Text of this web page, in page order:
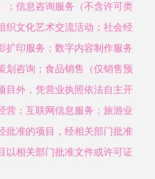
；信息咨询服务（不含许可类
织文化艺术交流活动；社会经
扩印服务；数字内容制作服务
划咨询；食品销售（仅销售预
目外，凭营业执照依法自主开
营；互联网信息服务；旅游业
批准的项目，经相关部门批准
以相关部门批准文件或许可证